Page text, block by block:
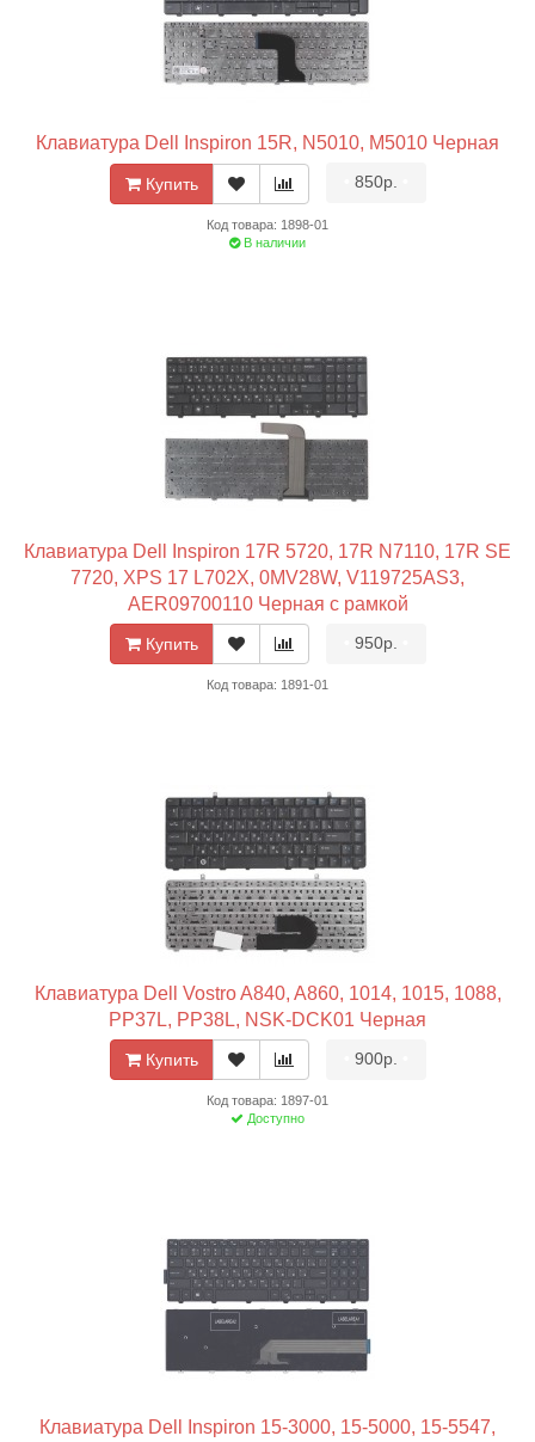
Клавиатура Dell Inspiron 15R, N5010, M5010 Черная
Купить 850р.
Код товара: 1898-01
В наличии
Клавиатура Dell Inspiron 17R 5720, 17R N7110, 17R SE
7720, XPS 17 L702X, 0MV28W, V119725AS3,
AER09700110 Черная с рамкой
Купить 950р.
Код товара: 1891-01
Клавиатура Dell Vostro A840, A860, 1014, 1015, 1088,
PP37L, PP38L, NSK-DCK01 Черная
Купить 900р.
Код товара: 1897-01
Доступно
Клавиатура Dell Inspiron 15-3000, 15-5000, 15-5547,